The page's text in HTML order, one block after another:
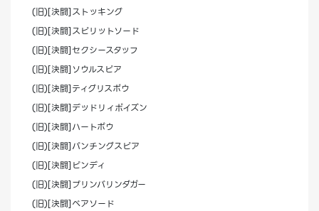
(旧)[決闘]ストッキング
(旧)[決闘]スピリットソード
(旧)[決闘]セクシースタッフ
(旧)[決闘]ソウルスピア
(旧)[決闘]ティグリスボウ
(旧)[決闘]デッドリィポイズン
(旧)[決闘]ハートボウ
(旧)[決闘]パンチングスピア
(旧)[決闘]ピンディ
(旧)[決闘]プリンバリンダガー
(旧)[決闘]ベアソード